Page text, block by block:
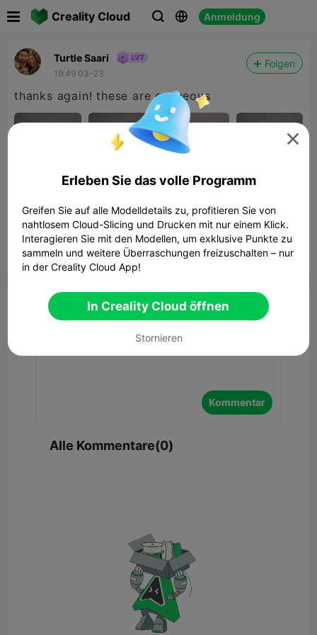
Creality Cloud   Anmeldung
Turtle Saari
19:49 03-23
Folgen
thanks again! these are gorgeous
THE finger cup MUG
7.81MB Zugehöriges 3D-Modell
 Bericht
Kommentar
Kommentar
Alle Kommentare(0)

Erleben Sie das volle Programm
Greifen Sie auf alle Modelldetails zu, profitieren Sie von
nahtlosem Cloud-Slicing und Drucken mit nur einem Klick.
Interagieren Sie mit den Modellen, um exklusive Punkte zu
sammeln und weitere Überraschungen freizuschalten – nur
in der Creality Cloud App!
In Creality Cloud öffnen
Stornieren